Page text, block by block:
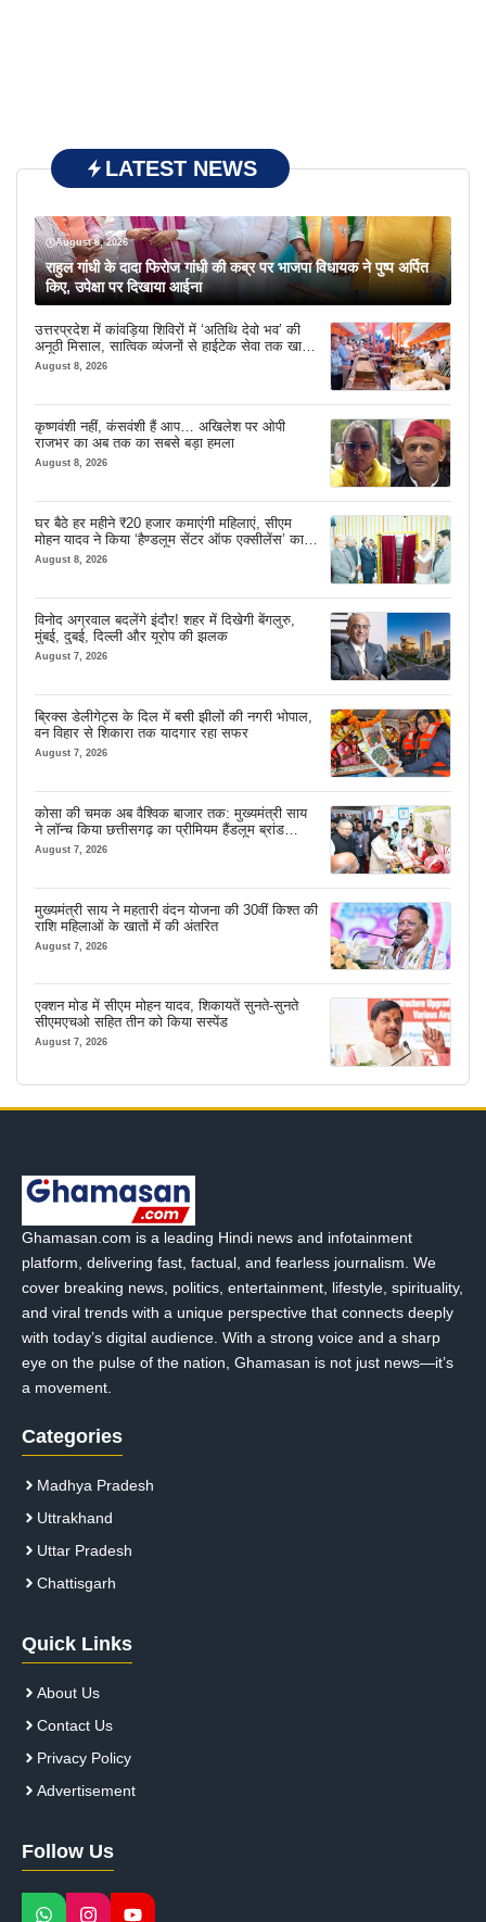
LATEST NEWS
August 8, 2026
राहुल गांधी के दादा फिरोज गांधी की कब्र पर भाजपा विधायक ने पुष्प अर्पित
किए, उपेक्षा पर दिखाया आईना
उत्तरप्रदेश में कांवड़िया शिविरों में ‘अतिथि देवो भव’ की
अनूठी मिसाल, सात्विक व्यंजनों से हाईटेक सेवा तक खास
इंतजाम
August 8, 2026
कृष्णवंशी नहीं, कंसवंशी हैं आप… अखिलेश पर ओपी
राजभर का अब तक का सबसे बड़ा हमला
August 8, 2026
घर बैठे हर महीने ₹20 हजार कमाएंगी महिलाएं, सीएम
मोहन यादव ने किया ‘हैण्डलूम सेंटर ऑफ एक्सीलेंस’ का
शुभारंभ
August 8, 2026
विनोद अग्रवाल बदलेंगे इंदौर! शहर में दिखेगी बेंगलुरु,
मुंबई, दुबई, दिल्ली और यूरोप की झलक
August 7, 2026
ब्रिक्स डेलीगेट्स के दिल में बसी झीलों की नगरी भोपाल,
वन विहार से शिकारा तक यादगार रहा सफर
August 7, 2026
कोसा की चमक अब वैश्विक बाजार तक: मुख्यमंत्री साय
ने लॉन्च किया छत्तीसगढ़ का प्रीमियम हैंडलूम ब्रांड
‘कोशल फैब’
August 7, 2026
मुख्यमंत्री साय ने महतारी वंदन योजना की 30वीं किश्त की
राशि महिलाओं के खातों में की अंतरित
August 7, 2026
एक्शन मोड में सीएम मोहन यादव, शिकायतें सुनते-सुनते
सीएमएचओ सहित तीन को किया सस्पेंड
August 7, 2026
Ghamasan.com is a leading Hindi news and infotainment
platform, delivering fast, factual, and fearless journalism. We
cover breaking news, politics, entertainment, lifestyle, spirituality,
and viral trends with a unique perspective that connects deeply
with today’s digital audience. With a strong voice and a sharp
eye on the pulse of the nation, Ghamasan is not just news—it’s
a movement.
Categories
Madhya Pradesh
Uttrakhand
Uttar Pradesh
Chattisgarh
Quick Links
About Us
Contact Us
Privacy Policy
Advertisement
Follow Us